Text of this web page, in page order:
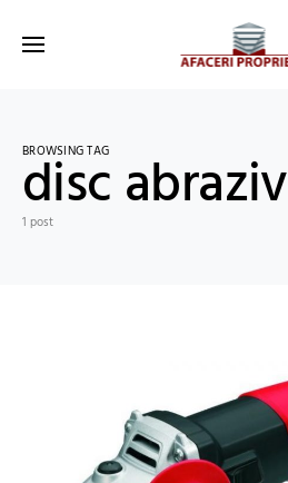
BROWSING TAG
disc abraziv
1 post